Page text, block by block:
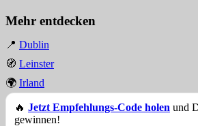
Mehr entdecken
📍 Dublin
🧭 Leinster
🌍 Irland
🔥 Jetzt Empfehlungs-Code holen und
gewinnen!